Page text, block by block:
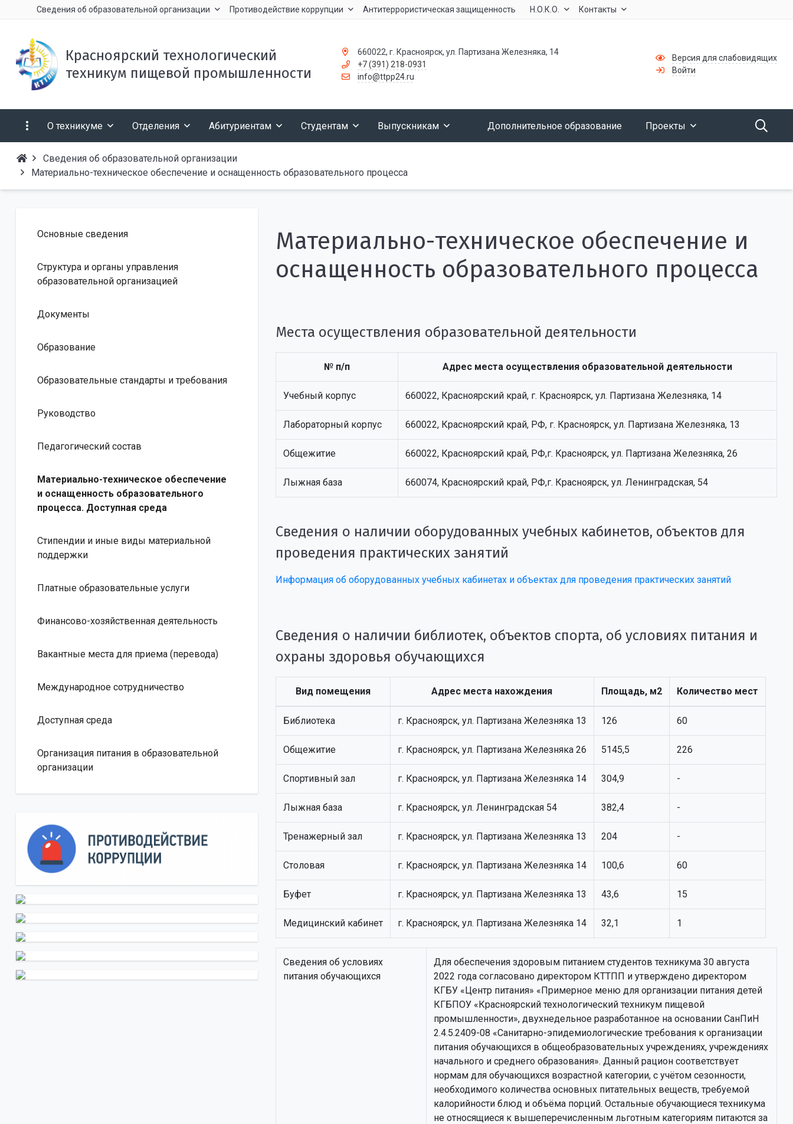
Сведения об образовательной организации Противодействие коррупции Антитеррористическая защищенность Н.О.К.О. Контакты
Красноярский технологический
техникум пищевой промышленности
660022, г. Красноярск, ул. Партизана Железняка, 14
+7 (391) 218-0931
info@ttpp24.ru
Версия для слабовидящих
Войти
О техникуме Отделения Абитуриентам Студентам Выпускникам Дополнительное образование Проекты
Сведения об образовательной организации
Материально-техническое обеспечение и оснащенность образовательного процесса
Основные сведения
Структура и органы управления
образовательной организацией
Документы
Образование
Образовательные стандарты и требования
Руководство
Педагогический состав
Материально-техническое обеспечение
и оснащенность образовательного
процесса. Доступная среда
Стипендии и иные виды материальной
поддержки
Платные образовательные услуги
Финансово-хозяйственная деятельность
Вакантные места для приема (перевода)
Международное сотрудничество
Доступная среда
Организация питания в образовательной
организации
Материально-техническое обеспечение и
оснащенность образовательного процесса
Места осуществления образовательной деятельности
№ п/п Адрес места осуществления образовательной деятельности
Учебный корпус 660022, Красноярский край, г. Красноярск, ул. Партизана Железняка, 14
Лабораторный корпус 660022, Красноярский край, РФ, г. Красноярск, ул. Партизана Железняка, 13
Общежитие 660022, Красноярский край, РФ,г. Красноярск, ул. Партизана Железняка, 26
Лыжная база 660074, Красноярский край, РФ,г. Красноярск, ул. Ленинградская, 54
Сведения о наличии оборудованных учебных кабинетов, объектов для
проведения практических занятий
Информация об оборудованных учебных кабинетах и объектах для проведения практических занятий
Сведения о наличии библиотек, объектов спорта, об условиях питания и
охраны здоровья обучающихся
Вид помещения Адрес места нахождения Площадь, м2 Количество мест
Библиотека г. Красноярск, ул. Партизана Железняка 13 126 60
Общежитие г. Красноярск, ул. Партизана Железняка 26 5145,5 226
Спортивный зал г. Красноярск, ул. Партизана Железняка 14 304,9 -
Лыжная база г. Красноярск, ул. Ленинградская 54 382,4 -
Тренажерный зал г. Красноярск, ул. Партизана Железняка 13 204 -
Столовая г. Красноярск, ул. Партизана Железняка 14 100,6 60
Буфет г. Красноярск, ул. Партизана Железняка 13 43,6 15
Медицинский кабинет г. Красноярск, ул. Партизана Железняка 14 32,1 1
Сведения об условиях
питания обучающихся
Для обеспечения здоровым питанием студентов техникума 30 августа
2022 года согласовано директором КТТПП и утверждено директором
КГБУ «Центр питания» «Примерное меню для организации питания детей
КГБПОУ «Красноярский технологический техникум пищевой
промышленности», двухнедельное разработанное на основании СанПиН
2.4.5.2409-08 «Санитарно-эпидемиологические требования к организации
питания обучающихся в общеобразовательных учреждениях, учреждениях
начального и среднего образования». Данный рацион соответствует
нормам для обучающихся возрастной категории, с учётом сезонности,
необходимого количества основных питательных веществ, требуемой
калорийности блюд и объёма порций. Остальные обучающиеся техникума
не относящиеся к вышеперечисленным льготным категориям питаются за